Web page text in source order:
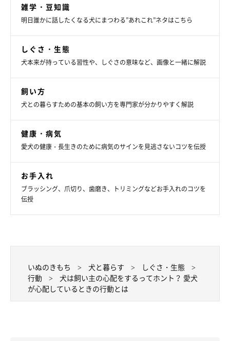
という行動をしてきてくれた場合はどう対応してあげたらよいで
すか？
山口先生：
「その時の飼い主さんの感情次第でしょうから、愛犬に素直な気
持ちを伝えてみてはいかがでしょうか。
また、心遣いへの感謝を伝えたり、少し落ち着いたら『もう大丈
夫だよ』『ありがとう』などのアフターフォローもするとよいと
思います」
犬は人のように言葉を使った会話はしなくても、人の様子をみて
気持ちを伝えようとしてくれているのですね。
関連記事:
雑学・豆知識
明日誰かに話したくなる犬にまつわる”あれこれ”ネタはこちら
しぐさ・生態
犬本来が持っている習性や、しぐさの意味など、画像と一緒に解説
飼い方
犬との暮らすための基本の飼い方を専門家が分かりやすく解説
健康・病気
愛犬の健康・長生きのために病気のサインを見逃さないコツを伝授
お手入れ
ブラッシング、爪切り、歯磨き、トリミングなどお手入れのコツを
伝授
いぬのきもち 犬と暮らす
しぐさ・生態
行動
犬は飼い主の心配をするってホント？ 愛犬
が心配しているときの行動とは